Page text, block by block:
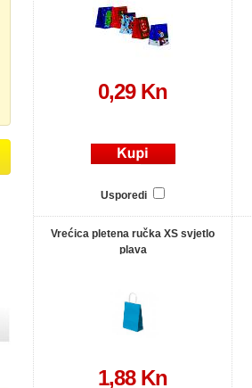
0,29 Kn
Usporedi
Vrećica pletena ručka XS svjetlo
plava
1,88 Kn